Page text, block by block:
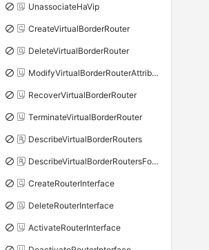
UnassociateHaVip
CreateVirtualBorderRouter
DeleteVirtualBorderRouter
ModifyVirtualBorderRouterAttribute
RecoverVirtualBorderRouter
TerminateVirtualBorderRouter
DescribeVirtualBorderRouters
DescribeVirtualBorderRoutersForPhysicalConnection
CreateRouterInterface
DeleteRouterInterface
ActivateRouterInterface